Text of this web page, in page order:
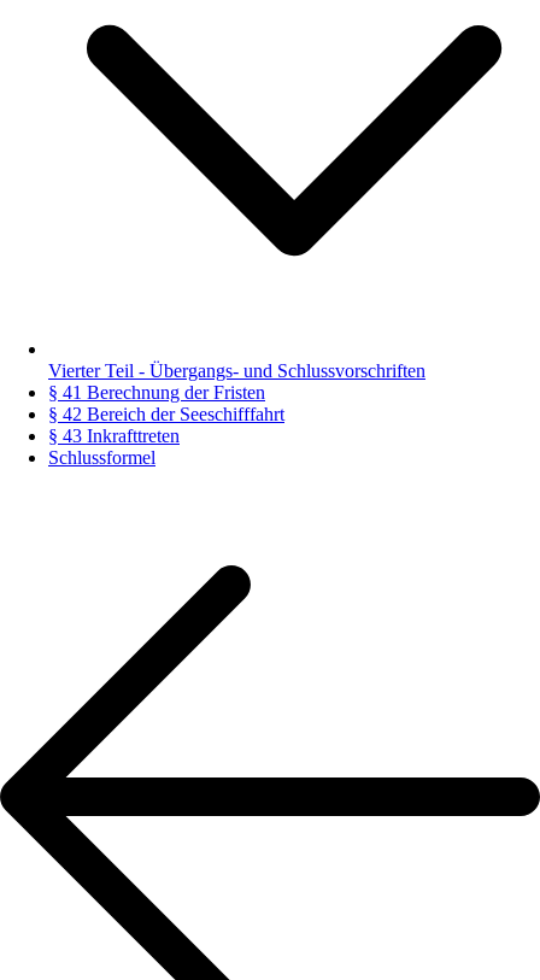
Vierter Teil - Übergangs- und Schlussvorschriften
§ 41 Berechnung der Fristen
§ 42 Bereich der Seeschifffahrt
§ 43 Inkrafttreten
Schlussformel